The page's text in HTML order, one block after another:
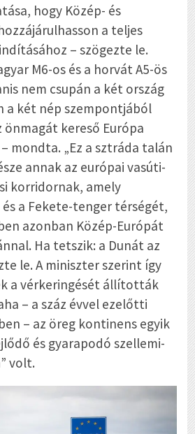
hogy Közép- és
a teljes
– szögezte le.
M6-os és a horvát A5-ös
nem csupán a két ország
a két nép szempontjából
kereső Európa
mondta. „Ez a sztráda talán
annak az európai vasúti-
korridornak, amely
a Fekete-tenger térségét,
azonban Közép-Európát
Ha tetszik: a Dunát az
le. A miniszter szerint így
a vérkeringését állították
– a száz évvel ezelőtti
– az öreg kontinens egyik
és gyarapodó szellemi-
volt.